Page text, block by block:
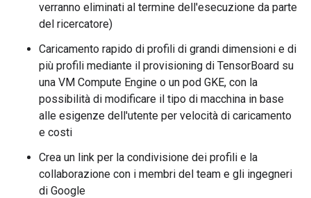
verranno eliminati al termine dell'esecuzione da parte
del ricercatore)
Caricamento rapido di profili di grandi dimensioni e di
più profili mediante il provisioning di TensorBoard su
una VM Compute Engine o un pod GKE, con la
possibilità di modificare il tipo di macchina in base
alle esigenze dell'utente per velocità di caricamento
e costi
Crea un link per la condivisione dei profili e la
collaborazione con i membri del team e gli ingegneri
di Google